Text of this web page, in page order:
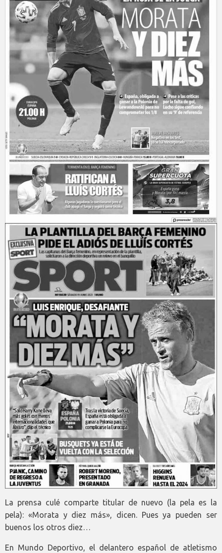
La prensa culé comparte titular de nuevo (la pela es la
pela): «Morata y diez más», dicen. Pues ya pueden ser
buenos los otros diez…
En Mundo Deportivo, el delantero español de atletismo